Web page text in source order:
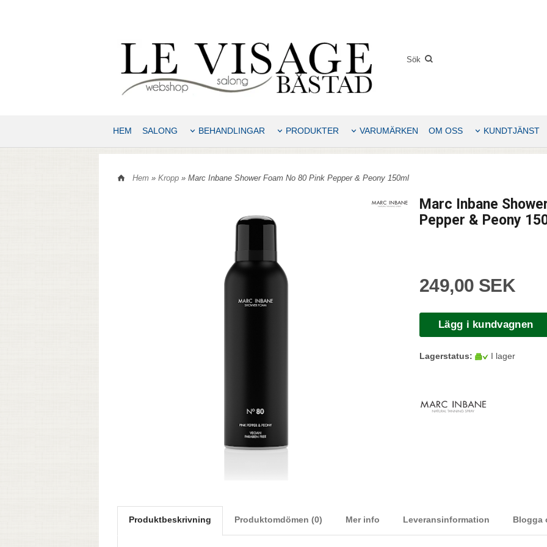
HEM SALONG BEHANDLINGAR PRODUKTER VARUMÄRKEN OM OSS KUNDTJÄNST
Hem » Kropp » Marc Inbane Shower Foam No 80 Pink Pepper & Peony 150ml
Marc Inbane
Pepper & Peony
249,00 SEK
Lägg i kundvagnen
Lagerstatus: I lager
Produktbeskrivning Produktomdömen (0) Mer info Leveransinformation Blogga